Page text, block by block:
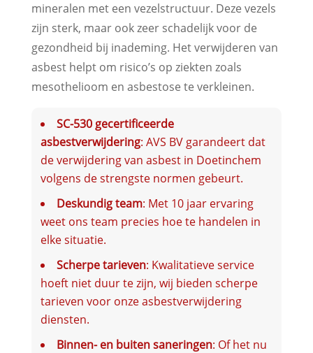
mineralen met een vezelstructuur. Deze vezels
zijn sterk, maar ook zeer schadelijk voor de
gezondheid bij inademing. Het verwijderen van
asbest helpt om risico’s op ziekten zoals
mesothelioom en asbestose te verkleinen.
SC-530 gecertificeerde
asbestverwijdering: AVS BV garandeert dat
de verwijdering van asbest in Doetinchem
volgens de strengste normen gebeurt.
Deskundig team: Met 10 jaar ervaring
weet ons team precies hoe te handelen in
elke situatie.
Scherpe tarieven: Kwalitatieve service
hoeft niet duur te zijn, wij bieden scherpe
tarieven voor onze asbestverwijdering
diensten.
Binnen- en buiten saneringen: Of het nu